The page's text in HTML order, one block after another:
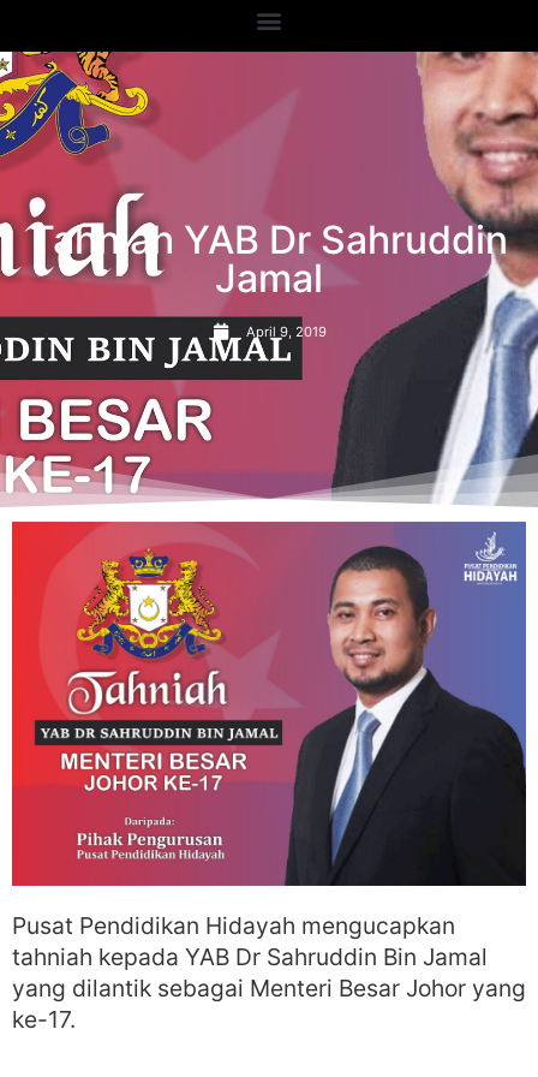
Tahniah YAB Dr Sahruddin
Jamal
April 9, 2019
Pusat Pendidikan Hidayah mengucapkan
tahniah kepada YAB Dr Sahruddin Bin Jamal
yang dilantik sebagai Menteri Besar Johor yang
ke-17.